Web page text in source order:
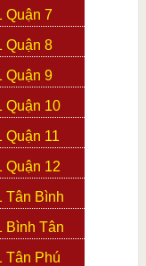
Quận 7
Quận 8
Quận 9
Quận 10
Quận 11
Quận 12
Tân Bình
Bình Tân
Tân Phú